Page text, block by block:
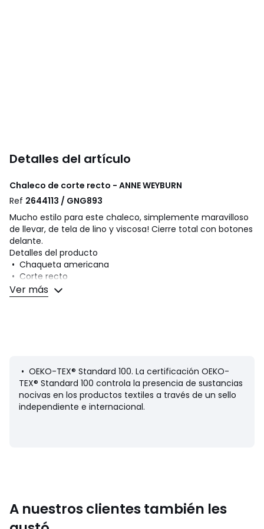
Detalles del artículo
Chaleco de corte recto - ANNE WEYBURN
Ref 2644113 / GNG893
Mucho estilo para este chaleco, simplemente maravilloso
de llevar, de tela de lino y viscosa! Cierre total con botones
delante.
Detalles del producto
• Chaqueta americana
• Corte recto
• Largo: corto
• Cuello en pico
• Tejido principal: 55% lino y 45% viscosa
• Interior: 100 % algodón
• Lavar en tintorería
• Planchar a temperatura media/no usar lejía
Última actualización de la información: 11/03/2026
Colores Blanco, Beige
Ver más
• OEKO-TEX® Standard 100. La certificación OEKO-
TEX® Standard 100 controla la presencia de sustancias
nocivas en los productos textiles a través de un sello
independiente e internacional.
A nuestros clientes también les